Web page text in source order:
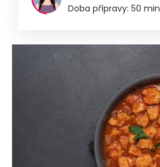
Doba přípravy: 50 min